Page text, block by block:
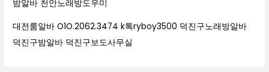
밤알바 천안노래방도우미
대전룸알바 O1O.2062.3474 k톡ryboy3500 덕진구노래방알바
덕진구밤알바 덕진구보도사무실